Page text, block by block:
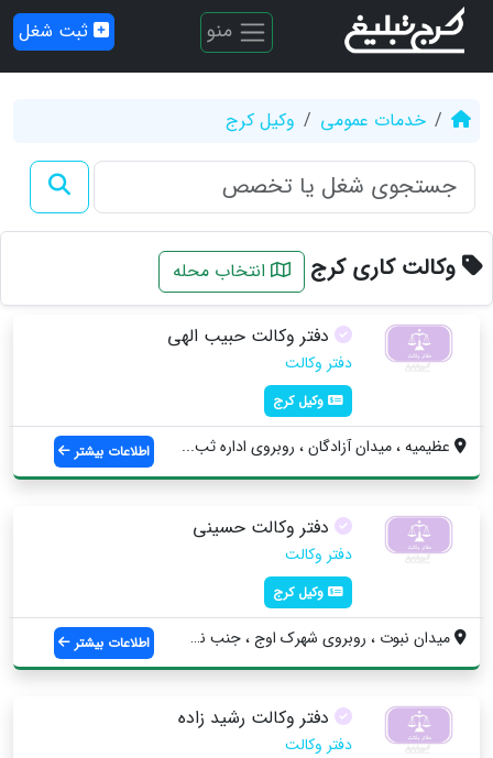
منو ثبت شغل
خدمات عمومی وکیل کرج
وکالت کاری کرج انتخاب محله
دفتر وکالت حبیب الهی
دفتر وکالت
وکیل کرج
عظیمیه ، ميدان آزادگان ، روبروي اداره ثب... اطلاعات بیشتر
دفتر وکالت حسینی
دفتر وکالت
وکیل کرج
ميدان نبوت ، روبروي شهرك اوج ، جنب نظام ... اطلاعات بیشتر
دفتر وکالت رشید زاده
دفتر وکالت